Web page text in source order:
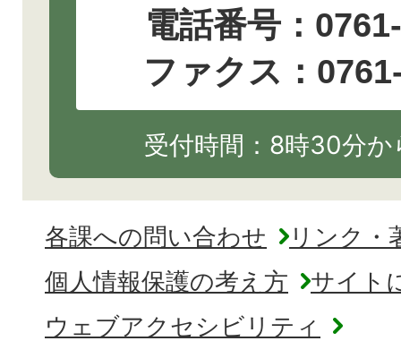
電話番号：
ファクス：
受付時間：8時30分
各課への問い合わせ
リンク・
個人情報保護の考え方
サイト
ウェブアクセシビリティ